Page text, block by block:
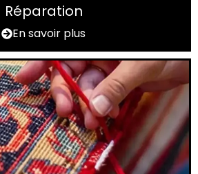
Réparation
En savoir plus